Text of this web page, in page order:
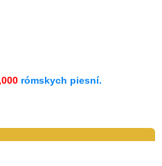
rómskych piesní.